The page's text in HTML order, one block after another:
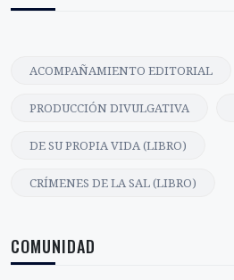
ACOMPAÑAMIENTO EDITORIAL
PRODUCCIÓN DIVULGATIVA
DE SU PROPIA VIDA (LIBRO)
CRÍMENES DE LA SAL (LIBRO)
COMUNIDAD